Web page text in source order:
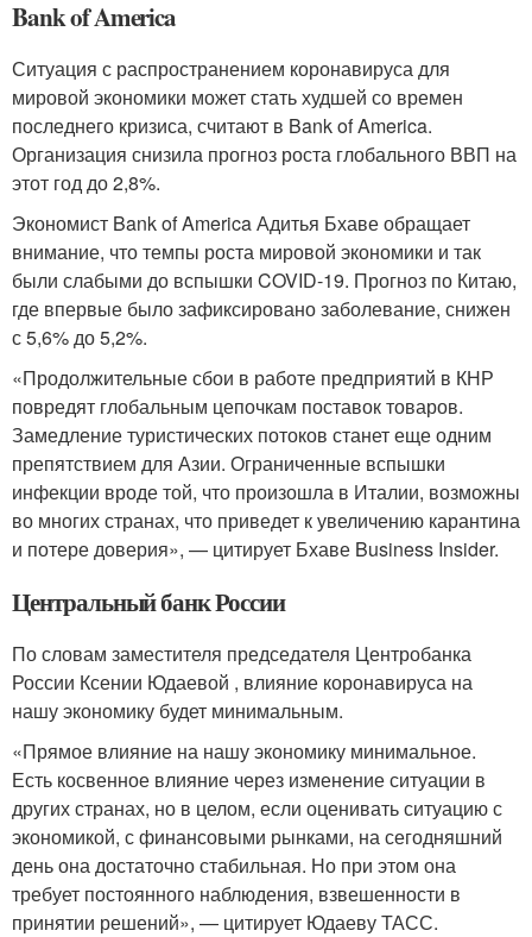
Bank of America
Ситуация с распространением коронавируса для
мировой экономики может стать худшей со времен
последнего кризиса, считают в Bank of America.
Организация снизила прогноз роста глобального ВВП на
этот год до 2,8%.
Экономист Bank of America Адитья Бхаве обращает
внимание, что темпы роста мировой экономики и так
были слабыми до вспышки COVID-19. Прогноз по Китаю,
где впервые было зафиксировано заболевание, снижен
с 5,6% до 5,2%.
«Продолжительные сбои в работе предприятий в КНР
повредят глобальным цепочкам поставок товаров.
Замедление туристических потоков станет еще одним
препятствием для Азии. Ограниченные вспышки
инфекции вроде той, что произошла в Италии, возможны
во многих странах, что приведет к увеличению карантина
и потере доверия», — цитирует Бхаве Business Insider.
Центральный банк России
По словам заместителя председателя Центробанка
России Ксении Юдаевой , влияние коронавируса на
нашу экономику будет минимальным.
«Прямое влияние на нашу экономику минимальное.
Есть косвенное влияние через изменение ситуации в
других странах, но в целом, если оценивать ситуацию с
экономикой, с финансовыми рынками, на сегодняшний
день она достаточно стабильная. Но при этом она
требует постоянного наблюдения, взвешенности в
принятии решений», — цитирует Юдаеву ТАСС.